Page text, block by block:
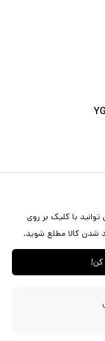
با کلیک بر روی
کالا مطلع شوید.
کن!